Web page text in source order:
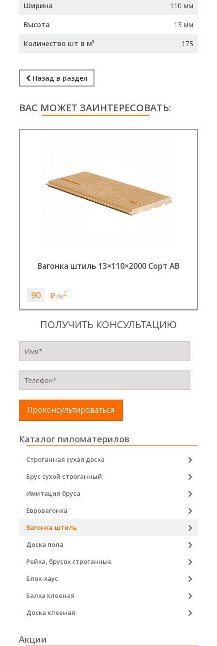
Ширина 110 мм
Высота 13 мм
Количество шт в м³ 175
Назад в раздел
ВАС МОЖЕТ ЗАИНТЕРЕСОВАТЬ:
Вагонка штиль 13×110×2000 Сорт АВ
90 /м2
ПОЛУЧИТЬ КОНСУЛЬТАЦИЮ
Проконсультироваться
Каталог пиломатерилов
Строганная сухая доска
Брус сухой строганный
Имитация бруса
Евровагонка
Вагонка-штиль
Доска пола
Рейка, брусок строганные
Блок-хаус
Балка клееная
Доска клееная
Акции